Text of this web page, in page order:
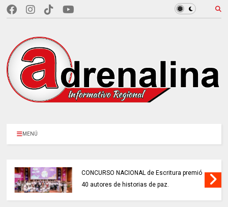
MENÚ
CONCURSO NACIONAL de Escritura premió
40 autores de historias de paz.